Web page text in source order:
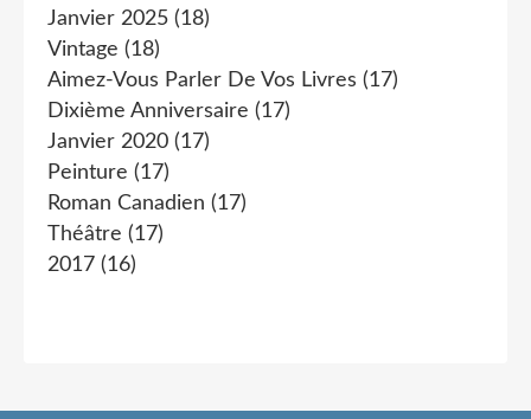
Janvier 2025 (18)
Vintage (18)
Aimez-Vous Parler De Vos Livres (17)
Dixième Anniversaire (17)
Janvier 2020 (17)
Peinture (17)
Roman Canadien (17)
Théâtre (17)
2017 (16)